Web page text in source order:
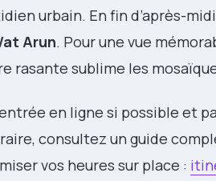
urbain. En fin d’après-
Arun. Pour une vue
rasante sublime les
en ligne si possible et
consultez un guide
vos heures sur place :